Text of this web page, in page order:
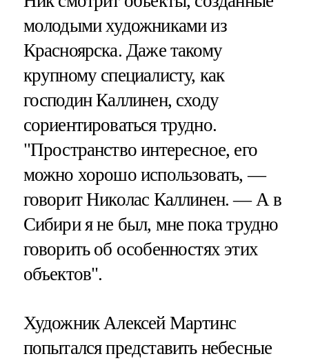
молодыми художниками из
Красноярска. Даже такому
крупному специалисту, как
господин Каллинен, сходу
сориентироваться трудно.
"Пространство интересное, его
можно хорошо использовать, —
говорит Николас Каллинен. — А в
Сибири я не был, мне пока трудно
говорить об особенностях этих
объектов".
Художник Алексей Мартинс
попытался представить небесные